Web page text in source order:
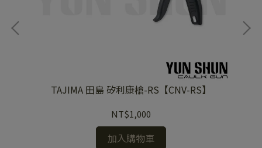
TAJIMA 田島 矽利康槍-RS【CNV-RS】
NT$1,000
加入購物車